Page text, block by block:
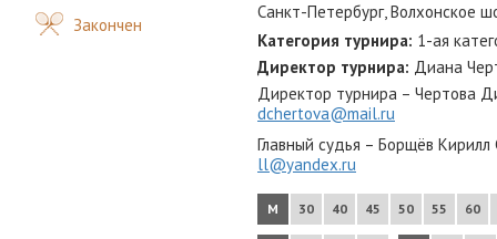
Закончен
Санкт-Петербург, Волхонское
Категория турнира: 1-ая
Директор турнира: Диана
Директор турнира – Чертова
dchertova@mail.ru
Главный судья – Борщёв
ll@yandex.ru
М 30 40 45 50 55 60